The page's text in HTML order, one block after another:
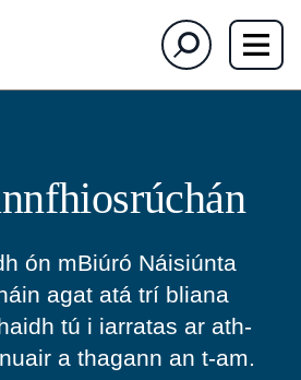
Cuardaigh
ón mBiúró Náisiúnta
agat atá trí bliana
tú i iarratas ar ath-
a thagann an t-am.